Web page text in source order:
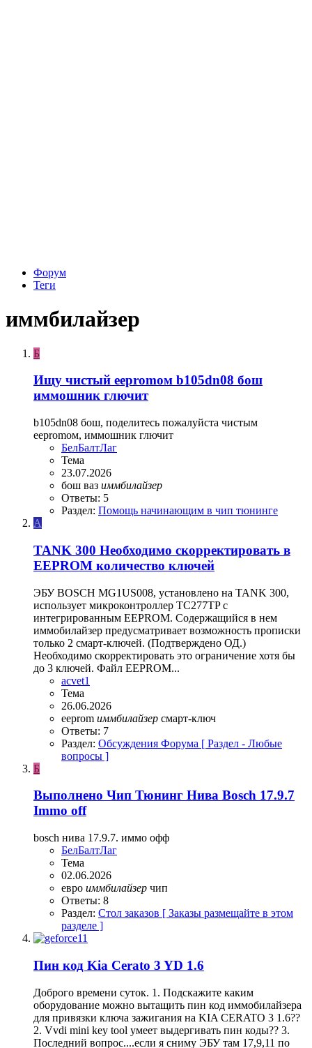
Форум
Теги
иммбилайзер
Б
Ищу чистый eepromом b105dn08 бош
иммошник глючит
b105dn08 бош, поделитесь пожалуйста чистым
eepromом, иммошник глючит
БелБалтЛаг
Тема
23.07.2026
бош ваз иммбилайзер
Ответы: 5
Раздел: Помощь начинающим в чип тюнинге
A
TANK 300 Необходимо скорректировать в
EEPROM количество ключей
ЭБУ BOSCH MG1US008, установлено на TANK 300,
использует микроконтроллер TC277TP с
интегрированным EEPROM. Содержащийся в нем
иммобилайзер предусматривает возможность прописки
только 2 смарт-ключей. (Подтверждено ОД.)
Необходимо скорректировать это ограничение хотя бы
до 3 ключей. Файл EEPROM...
acvet1
Тема
26.06.2026
eeprom иммбилайзер смарт-ключ
Ответы: 7
Раздел: Обсуждения Форума [ Раздел - Любые
вопросы ]
Б
Выполнено Чип Тюнинг Нива Bosch 17.9.7
Immo off
bosch нива 17.9.7. иммо офф
БелБалтЛаг
Тема
02.06.2026
евро иммбилайзер чип
Ответы: 8
Раздел: Стол заказов [ Заказы размещайте в этом
разделе ]
Пин код Kia Cerato 3 YD 1.6
Доброго времени суток. 1. Подскажите каким
оборудование можно вытащить пин код иммобилайзера
для привязки ключа зажигания на KIA CERATO 3 1.6??
2. Vvdi mini key tool умеет выдергивать пин коды?? 3.
Последний вопрос....если я сниму ЭБУ там 17,9,11 по